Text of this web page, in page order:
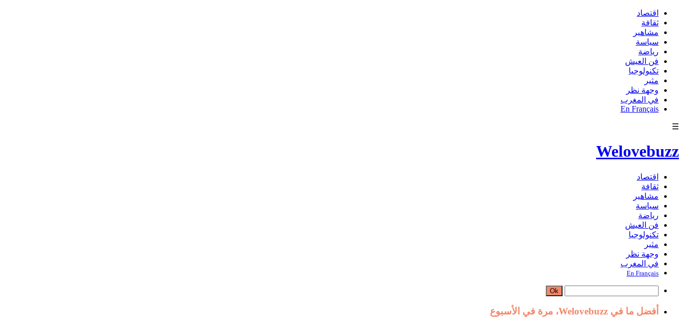
اقتصاد
ثقافة
مشاهير
سياسة
رياضة
فن العيش
تكنولوجيا
مثير
وجهة نظر
في المغرب
En Français
☰
Welovebuzz
اقتصاد
ثقافة
مشاهير
سياسة
رياضة
فن العيش
تكنولوجيا
مثير
وجهة نظر
في المغرب
En Français
Ok
أفضل ما في Welovebuzz، مرة في الأسبوع